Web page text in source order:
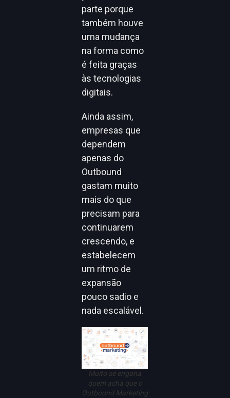
parte porque
também houve
uma mudança
na forma como
é feita graças
às tecnologias
digitais.
Ainda assim,
empresas que
dependem
apenas do
Outbound
gastam muito
mais do que
precisam para
continuarem
crescendo, e
estabelecem
um ritmo de
expansão
pouco sadio e
nada escalável.
Muito se engana
quem acha que o
Outbound Marketing